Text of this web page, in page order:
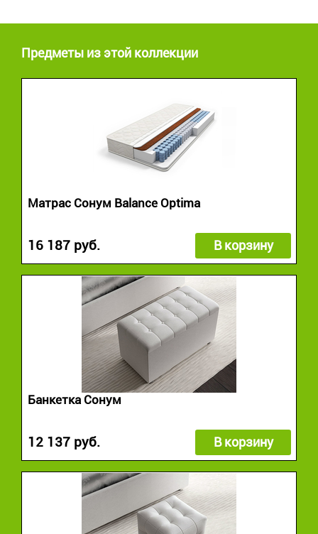
Предметы из этой коллекции
Матрас Сонум Balance Optima
16 187 руб. В корзину
Банкетка Сонум
12 137 руб. В корзину